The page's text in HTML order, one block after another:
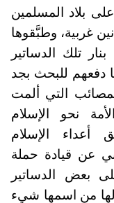
بلاد المسلمين
غربية، وطبَّقوها
تلك الدساتير
دفعهم للبحث بجد
التي ألمت
نحو الإسلام
أعداء الإسلام
عن قيادة حملة
بعض الدساتير
من اسمها شيء